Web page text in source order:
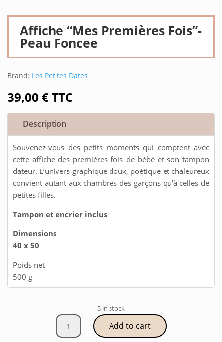
Affiche “Mes Premières Fois”-
Peau Foncee
Brand: Les Petites Dates
39,00 €TTC
Description
Souvenez-vous des petits moments qui comptent avec
cette affiche des premières fois de bébé et son tampon
dateur. L’univers graphique doux, poétique et chaleureux
convient autant aux chambres des garçons qu'à celles de
petites filles.
Tampon et encrier inclus
Dimensions
40 x 50
Poids net
500 g
5 in stock
Affiche
"Mes
Add to cart